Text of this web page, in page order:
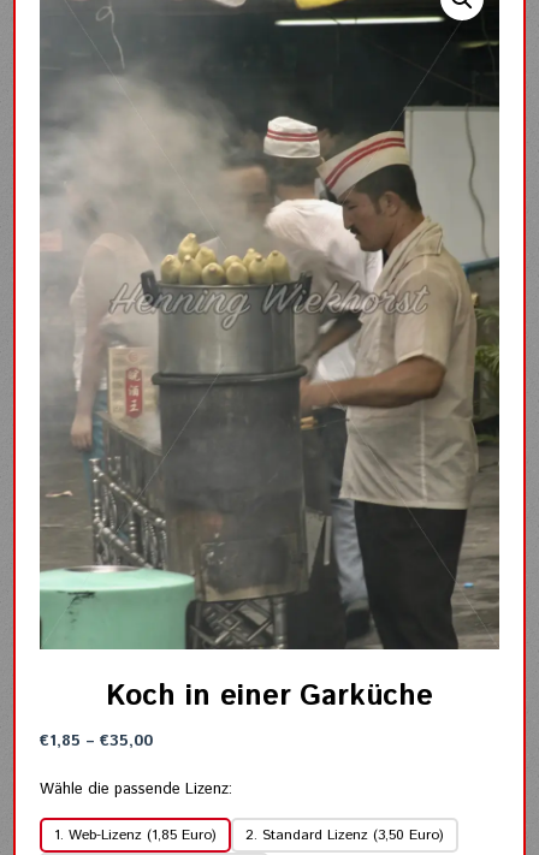
Koch in einer Garküche
€1,85 –€35,00Preisspanne:
bis
€35,00
Wähle die passende Lizenz:
1. Web-Lizenz (1,85 Euro)
2. Standard Lizenz (3,50 Euro)